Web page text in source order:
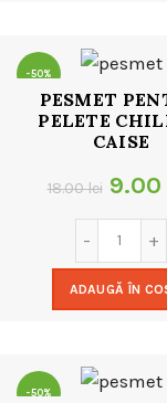
-50%
PESMET
PELETE
CAISE
18.00lei
inițial
a
fost:
9.00
ADAUGĂ ÎN
-50%